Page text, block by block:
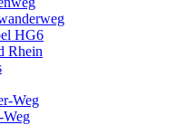
HG6
Rhein
Weg